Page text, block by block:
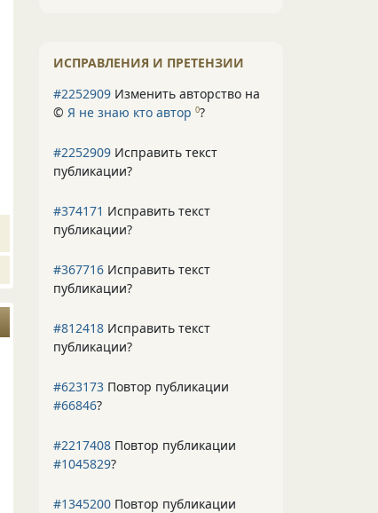
ИСПРАВЛЕНИЯ И ПРЕТЕНЗИИ
#2252909 Изменить авторство на
© Я не знаю кто автор 0?
#2252909 Исправить текст
публикации?
#374171 Исправить текст
публикации?
#367716 Исправить текст
публикации?
#812418 Исправить текст
публикации?
#623173 Повтор публикации
#66846?
#2217408 Повтор публикации
#1045829?
#1345200 Повтор публикации